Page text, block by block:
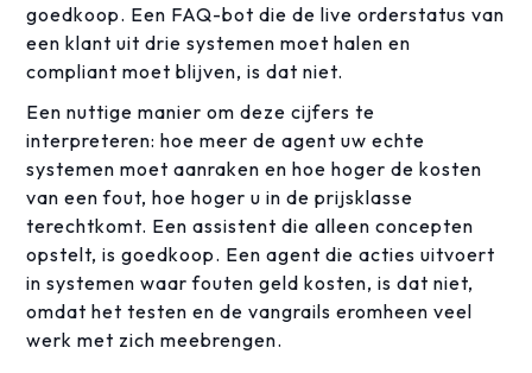
goedkoop. Een FAQ-bot die de live orderstatus van
een klant uit drie systemen moet halen en
compliant moet blijven, is dat niet.
Een nuttige manier om deze cijfers te
interpreteren: hoe meer de agent uw echte
systemen moet aanraken en hoe hoger de kosten
van een fout, hoe hoger u in de prijsklasse
terechtkomt. Een assistent die alleen concepten
opstelt, is goedkoop. Een agent die acties uitvoert
in systemen waar fouten geld kosten, is dat niet,
omdat het testen en de vangrails eromheen veel
werk met zich meebrengen.